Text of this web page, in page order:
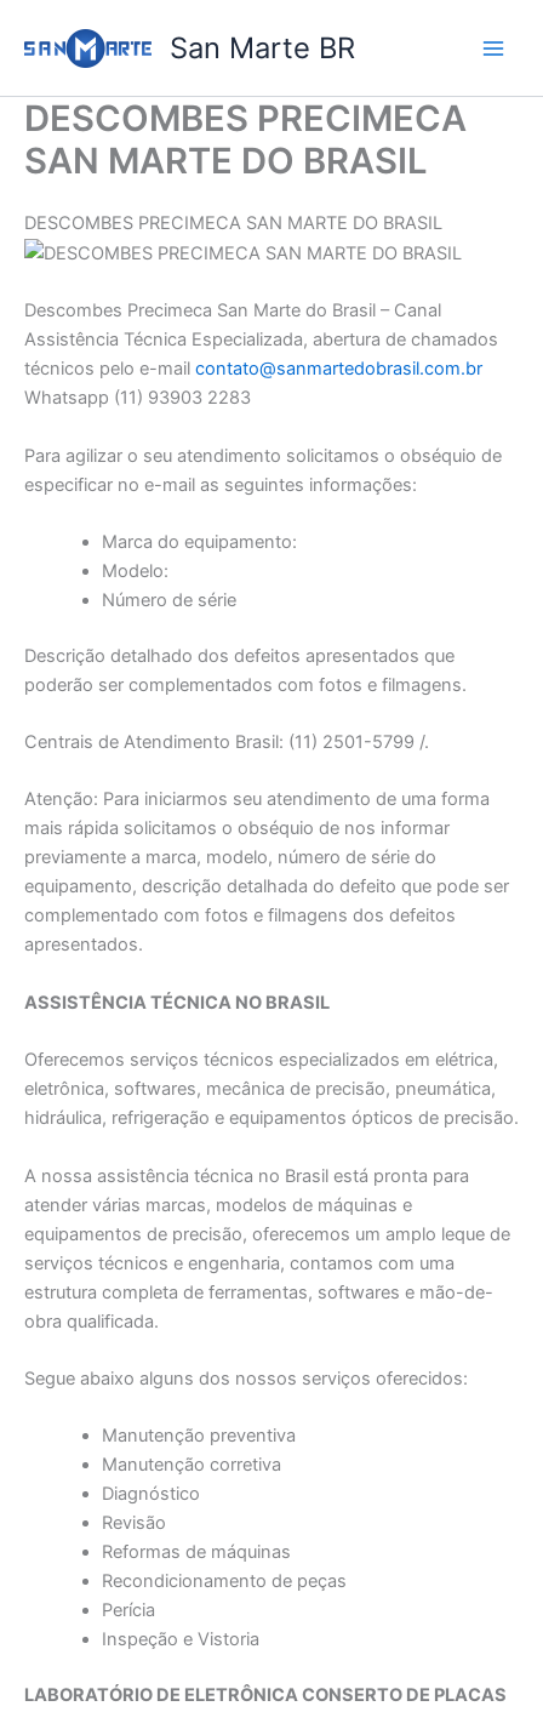
para
conteúdo
San Marte BR
DESCOMBES PRECIMECA
SAN MARTE DO BRASIL
DESCOMBES PRECIMECA SAN MARTE DO BRASIL
Descombes Precimeca San Marte do Brasil – Canal
Assistência Técnica Especializada, abertura de chamados
técnicos pelo e-mail contato@sanmartedobrasil.com.br
Whatsapp (11) 93903 2283
Para agilizar o seu atendimento solicitamos o obséquio de
especificar no e-mail as seguintes informações:
Marca do equipamento:
Modelo:
Número de série
Descrição detalhado dos defeitos apresentados que
poderão ser complementados com fotos e filmagens.
Centrais de Atendimento Brasil: (11) 2501-5799 /.
Atenção: Para iniciarmos seu atendimento de uma forma
mais rápida solicitamos o obséquio de nos informar
previamente a marca, modelo, número de série do
equipamento, descrição detalhada do defeito que pode ser
complementado com fotos e filmagens dos defeitos
apresentados.
ASSISTÊNCIA TÉCNICA NO BRASIL
Oferecemos serviços técnicos especializados em elétrica,
eletrônica, softwares, mecânica de precisão, pneumática,
hidráulica, refrigeração e equipamentos ópticos de precisão.
A nossa assistência técnica no Brasil está pronta para
atender várias marcas, modelos de máquinas e
equipamentos de precisão, oferecemos um amplo leque de
serviços técnicos e engenharia, contamos com uma
estrutura completa de ferramentas, softwares e mão-de-
obra qualificada.
Segue abaixo alguns dos nossos serviços oferecidos:
Manutenção preventiva
Manutenção corretiva
Diagnóstico
Revisão
Reformas de máquinas
Recondicionamento de peças
Perícia
Inspeção e Vistoria
LABORATÓRIO DE ELETRÔNICA CONSERTO DE PLACAS